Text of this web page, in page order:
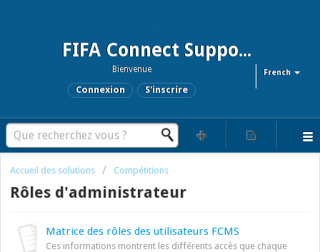
FIFA Connect Support and FCMS Support
French
Bienvenue
Connexion S'inscrire
Accueil des solutions Compétitions
Rôles d'administrateur
Matrice des rôles des utilisateurs FCMS
Ces informations montrent les différents accès que chaque